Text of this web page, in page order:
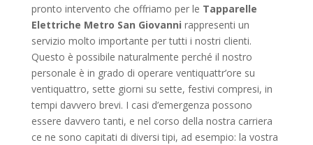
pronto intervento che offriamo per le Tapparelle
Elettriche Metro San Giovanni rappresenti un
servizio molto importante per tutti i nostri clienti.
Questo è possibile naturalmente perché il nostro
personale è in grado di operare ventiquattr’ore su
ventiquattro, sette giorni su sette, festivi compresi, in
tempi davvero brevi. I casi d’emergenza possono
essere davvero tanti, e nel corso della nostra carriera
ce ne sono capitati di diversi tipi, ad esempio: la vostra